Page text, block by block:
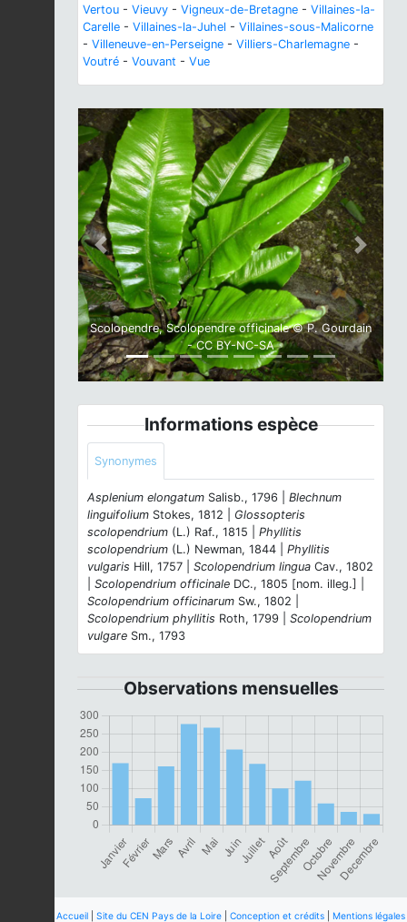
Vertou - Vieuvy - Vigneux-de-Bretagne - Villaines-la-
Carelle - Villaines-la-Juhel - Villaines-sous-Malicorne
- Villeneuve-en-Perseigne - Villiers-Charlemagne -
Voutré - Vouvant - Vue
Scolopendre, Scolopendre officinale © P. Gourdain
- CC BY-NC-SA
Previous Next
Informations espèce
Synonymes
Asplenium elongatum Salisb., 1796 | Blechnum
linguifolium Stokes, 1812 | Glossopteris
scolopendrium (L.) Raf., 1815 | Phyllitis
scolopendrium (L.) Newman, 1844 | Phyllitis
vulgaris Hill, 1757 | Scolopendrium lingua Cav., 1802
Scolopendrium officinale DC., 1805 [nom. illeg.] |
Scolopendrium officinarum Sw., 1802 |
Scolopendrium phyllitis Roth, 1799 | Scolopendrium
vulgare Sm., 1793
Observations mensuelles
Accueil Site du CEN Pays de la Loire Conception et crédits Mentions légales